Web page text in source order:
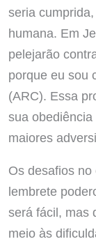
seria
humana. Em
pelejarão
porque eu sou
(ARC). Essa
sua
maiores
Os desafios
lembrete
será fácil, mas
meio às